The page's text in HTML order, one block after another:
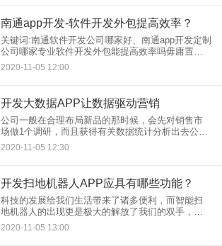
南通app开发-软件开发外包提高效率？
关键词:南通软件开发公司哪家好、南通app开发定制
公司哪家专业软件开发外包能提高效率吗毋庸置
疑，南通软件开发外包服务的存在肯定有降低成本
的考虑因素在内，但是成本降低仅仅是离岸软件开
2020-11-05 12:00
开发大数据APP让数据驱动营销
公司一般在合理布局新品的那时候，会先对销售市
场做1个调研，而且获得有关数据统计分析出去公司
潜在用户喜爱什么物品。以便协助到这种公司迅速
梳理这种统计数据，互联网大数据APP隆重登场。
2020-11-05 12:30
开发扫地机器人APP应具有哪些功能？
科技的发展给我们生活带来了诸多便利，而智能扫
地机器人的出现更是极大的解放了我们的双手，让
我们有更多的时间来享受生活。智能扫地机器人是
智能硬件技术与软件技术相结合的产物，仅通过一
2020-11-05 13:00